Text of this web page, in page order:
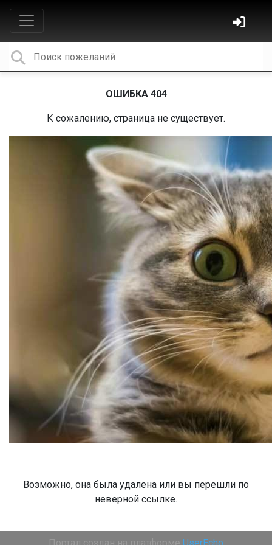
ОШИБКА 404
К сожалению, страница не существует.
Возможно, она была удалена или вы перешли по
неверной ссылке.